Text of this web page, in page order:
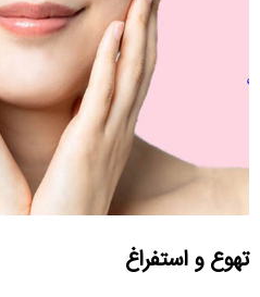
تهوع و استفراغ